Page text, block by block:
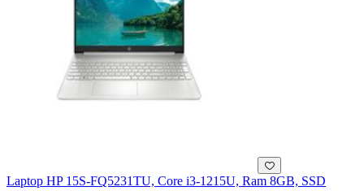
Laptop HP 15S-FQ5231TU, Core i3-1215U, Ram 8GB, SSD